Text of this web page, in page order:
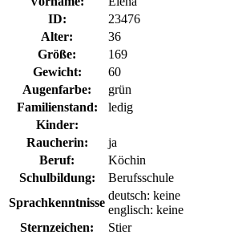
ID:
23476
Alter:
36
Größe:
169
Gewicht:
60
Augenfarbe:
grün
Familienstand:
ledig
Kinder:
Raucherin:
ja
Beruf:
Köchin
Schulbildung:
Berufsschule
Sprachkenntnisse
deutsch: keine
englisch: keine
Sternzeichen:
Stier